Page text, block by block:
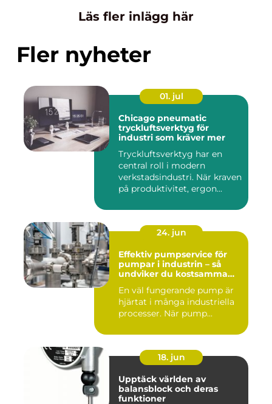
Läs fler inlägg här
Fler nyheter
01. jul
Chicago pneumatic
tryckluftsverktyg för
industri som kräver mer
Tryckluftsverktyg har en
central roll i modern
verkstadsindustri. När kraven
på produktivitet, ergon...
24. jun
Effektiv pumpservice för
pumpar i industrin – så
undviker du kostsamma
En väl fungerande pump är
hjärtat i många industriella
processer. När pump...
18. jun
Upptäck världen av
balansblock och deras
funktioner